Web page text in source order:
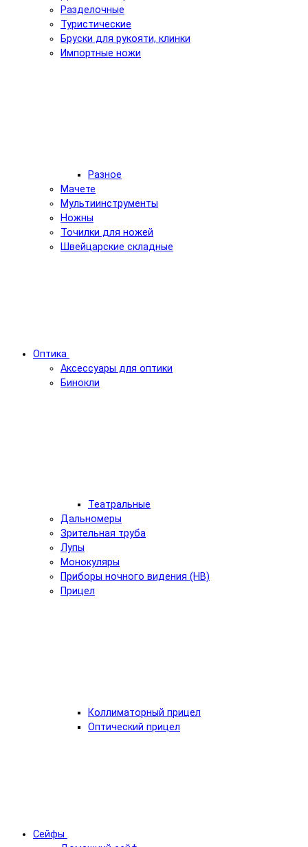
Разделочные
Туристические
Бруски для рукояти, клинки
Импортные ножи
Разное
Мачете
Мультиинструменты
Ножны
Точилки для ножей
Швейцарские складные
Оптика
Аксессуары для оптики
Бинокли
Театральные
Дальномеры
Зрительная труба
Лупы
Монокуляры
Приборы ночного видения (НВ)
Прицел
Коллиматорный прицел
Оптический прицел
Сейфы